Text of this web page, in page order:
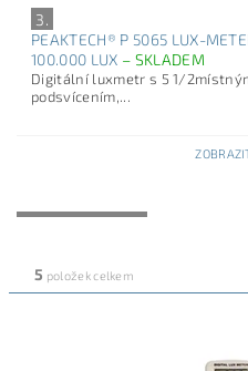
3.
PEAKTECH® P 5065 LUX-
100.000 LUX – SKLADEM
Digitální luxmetr s 5 1/
podsvícením,...
5 položek celkem